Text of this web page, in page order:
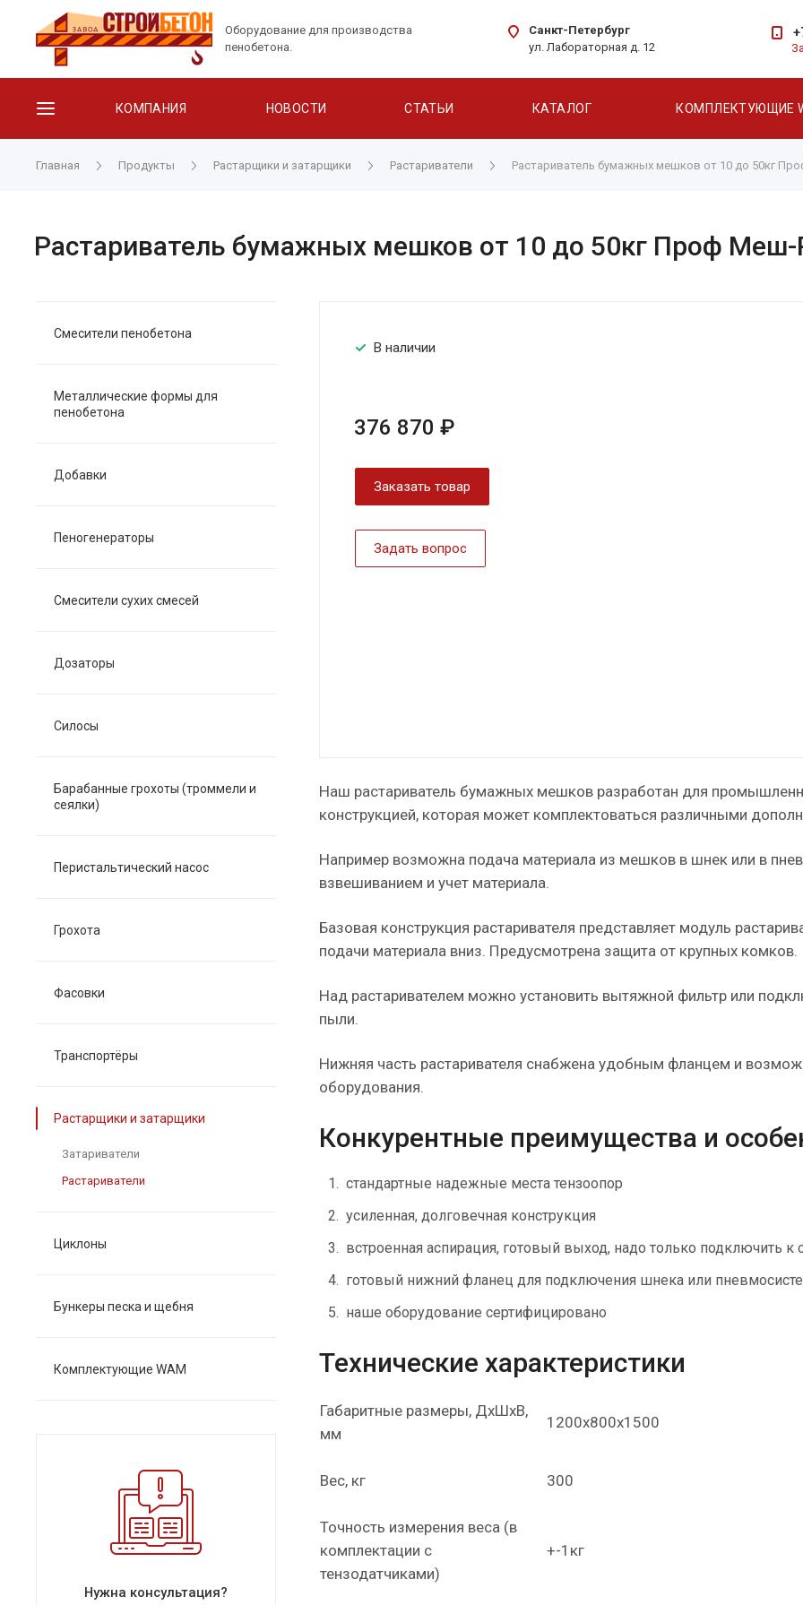
Оборудование для производства
пенобетона.
Санкт-Петербург
ул. Лабораторная д. 12
КОМПАНИЯ НОВОСТИ СТАТЬИ КАТАЛОГ КОМПЛЕКТУЮЩИЕ
Главная Продукты Растарщики и затарщики Растариватели Растариватель бумажных мешков от 10 до 50кг
Растариватель бумажных мешков от 10 до 50кг Проф Меш-
В наличии
376 870 ₽
Заказать товар
Задать вопрос
Наш растариватель бумажных мешков разработан для
конструкцией, которая может комплектоваться различными
Например возможна подача материала из мешков в шнек или в
взвешиванием и учет материала.
Базовая конструкция растаривателя представляет модуль
подачи материала вниз. Предусмотрена защита от крупных комков.
Над растаривателем можно установить вытяжной фильтр или
пыли.
Нижняя часть растаривателя снабжена удобным фланцем и
оборудования.
Конкурентные преимущества и
стандартные надежные места тензоопор
усиленная, долговечная конструкция
встроенная аспирация, готовый выход, надо только подключить к
готовый нижний фланец для подключения шнека или
наше оборудование сертифицировано
Технические характеристики
Габаритные размеры, ДхШхВ,
мм
1200х800х1500
Вес, кг 300
Точность измерения веса (в
комплектации с
тензодатчиками)
+-1кг
Смесители пенобетона
Металлические формы для
пенобетона
Добавки
Пеногенераторы
Смесители сухих смесей
Дозаторы
Силосы
Барабанные грохоты (троммели и
сеялки)
Перистальтический насос
Грохота
Фасовки
Транспортёры
Растарщики и затарщики
Затариватели
Растариватели
Циклоны
Бункеры песка и щебня
Комплектующие WAM
Нужна консультация?